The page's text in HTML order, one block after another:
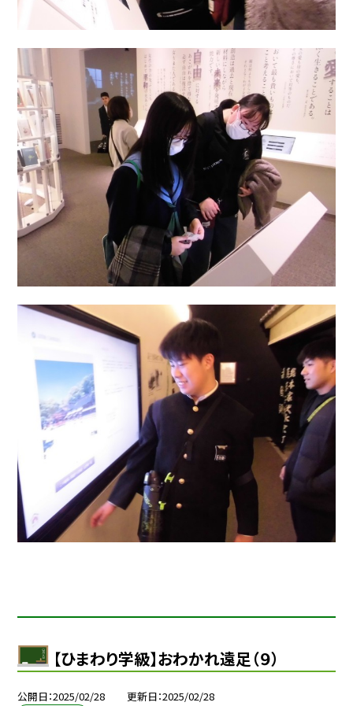
【ひまわり学級】おわかれ遠足（９）
公開日 2025/02/28 更新日 2025/02/28